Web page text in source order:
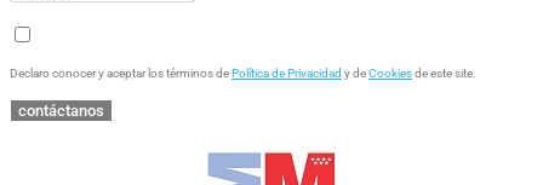
Declaro conocer y aceptar los términos dePolítica de Privacidad y deCookiesde este site.
contáctanos